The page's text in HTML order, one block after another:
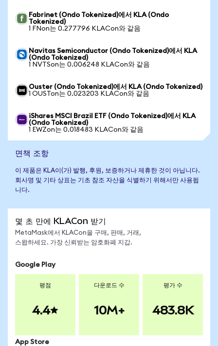
Fabrinet (Ondo Tokenized)에서 KLA (Ondo
Tokenized)
1 FNon는 0.277796 KLACon와 같음
Navitas Semiconductor (Ondo Tokenized)에서 KLA
(Ondo Tokenized)
1 NVTSon는 0.006248 KLACon와 같음
Ouster (Ondo Tokenized)에서 KLA (Ondo Tokenized)
1 OUSTon는 0.023203 KLACon와 같음
iShares MSCI Brazil ETF (Ondo Tokenized)에서 KLA
(Ondo Tokenized)
1 EWZon는 0.018483 KLACon와 같음
면책 조항
이 제품은 KLA이(가) 발행, 후원, 보증하거나 제휴한 것이 아닙니다.
회사명 및 기타 상표는 기초 참조 자산을 식별하기 위해서만 사용됩
니다.
몇 초 만에 KLACon 받기
MetaMask에서 KLACon을 구매, 판매, 거래,
스왑하세요. 가장 신뢰받는 암호화폐 지갑.
Google Play
평점
4.4
다운로드 수
10M+
평가 수
483.8K
App Store